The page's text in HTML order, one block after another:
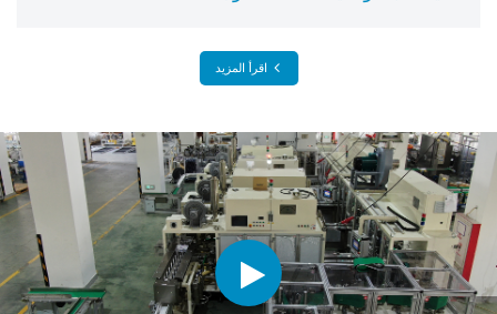
اقرأ المزيد